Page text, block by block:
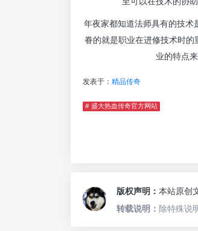
年夜家都知道法师具有的技术
眷的就是职业在进修技术时的
业的特点
发表于： 精品传奇
# 盛大热血传奇官方网站
版权声明： 本站原创
转载说明： 除特殊说